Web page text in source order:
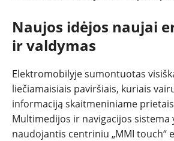
Naujos idėjos naujai
ir valdymas
Elektromobilyje sumontuotas
liečiamaisiais paviršiais, kuriais
informaciją skaitmeniniame
Multimedijos ir navigacijos sistema
naudojantis centriniu „MMI touch“